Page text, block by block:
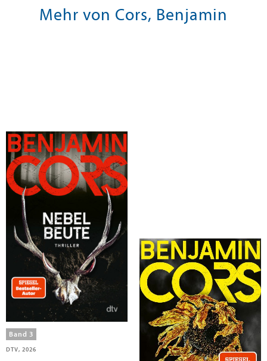
Mehr von Cors, Benjamin
Cors, Benjamin
Band 3
DTV, 2026
Cors, Benjamin
Aschesommer
Band 2
dtv Verlagsgesellschaft, 2025